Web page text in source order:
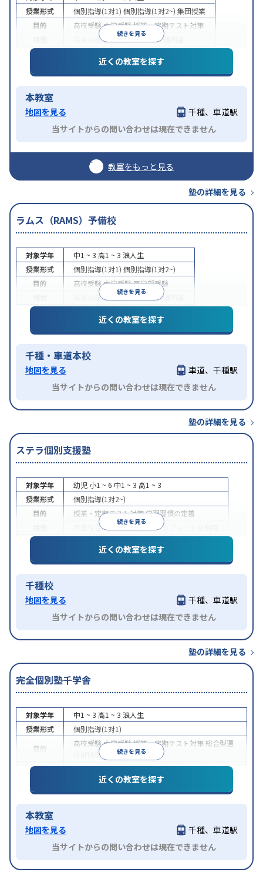
続きを見る
授業形式
個別指導(1対1) 個別指導(1対2~) 集団授業
目的
高校受験大学受験授業・定期テスト対策
授業の振替可能1科目から受講可能
近くの教室を探す
本教室
地図を見る
千種、車道駅
当サイトからの問い合わせは現在できません
教室をもっと見る
塾の詳細を見る
ラムス（RAMS）予備校
続きを見る
対象学年 中1 ~ 3 高1 ~ 3 浪人生
授業形式
個別指導(1対1) 個別指導(1対2~)
目的
高校受験大学受験医学部受験
授業の振替可能1科目から受講可能
近くの教室を探す
千種・車道本校
地図を見る
車道、千種駅
当サイトからの問い合わせは現在できません
塾の詳細を見る
ステラ個別支援塾
続きを見る
対象学年 幼児 小1 ~ 6 中1 ~ 3 高1 ~ 3
授業形式
個別指導(1対2~)
目的
授業・定期テスト対策学習習慣の定着
不登校生に対応学習にPC・タブレットを利用
近くの教室を探す
千種校
地図を見る
千種、車道駅
当サイトからの問い合わせは現在できません
塾の詳細を見る
完全個別塾千学舎
続きを見る
対象学年 中1 ~ 3 高1 ~ 3 浪人生
授業形式
個別指導(1対1)
目的
高校受験大学受験授業・定期テスト対策総合型選
抜(旧AO)対策
推薦入試対策
特徴
授業の振替可能1科目から受講可能
近くの教室を探す
本教室
地図を見る
千種、車道駅
当サイトからの問い合わせは現在できません